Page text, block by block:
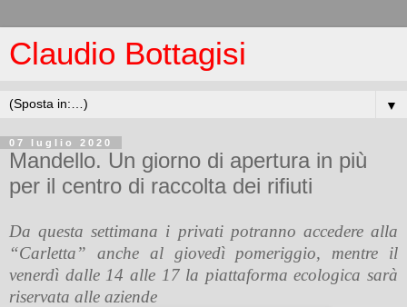
Claudio Bottagisi
▼
07 luglio 2020
Mandello. Un giorno di apertura in più
per il centro di raccolta dei rifiuti
Da questa settimana i privati potranno accedere alla
“Carletta” anche al giovedì pomeriggio, mentre il
venerdì dalle 14 alle 17 la piattaforma ecologica sarà
riservata alle aziende